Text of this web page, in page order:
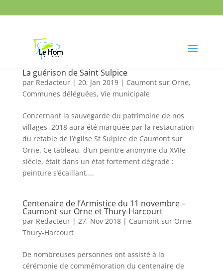
La guérison de Saint Sulpice
par Redacteur| 20, Jan 2019| Caumont sur Orne,
Communes déléguées, Vie municipale
Concernant la sauvegarde du patrimoine de nos
villages, 2018 aura été marquée par la restauration
du retable de l’église St Sulpice de Caumont sur
Orne. Ce tableau, d’un peintre anonyme du XVIIe
siècle, était dans un état fortement dégradé :
peinture s’écaillant,...
Centenaire de l’Armistice du 11 novembre –
Caumont sur Orne et Thury-Harcourt
par Redacteur| 27, Nov 2018| Caumont sur Orne,
Thury-Harcourt
De nombreuses personnes ont assisté à la
cérémonie de commémoration du centenaire de